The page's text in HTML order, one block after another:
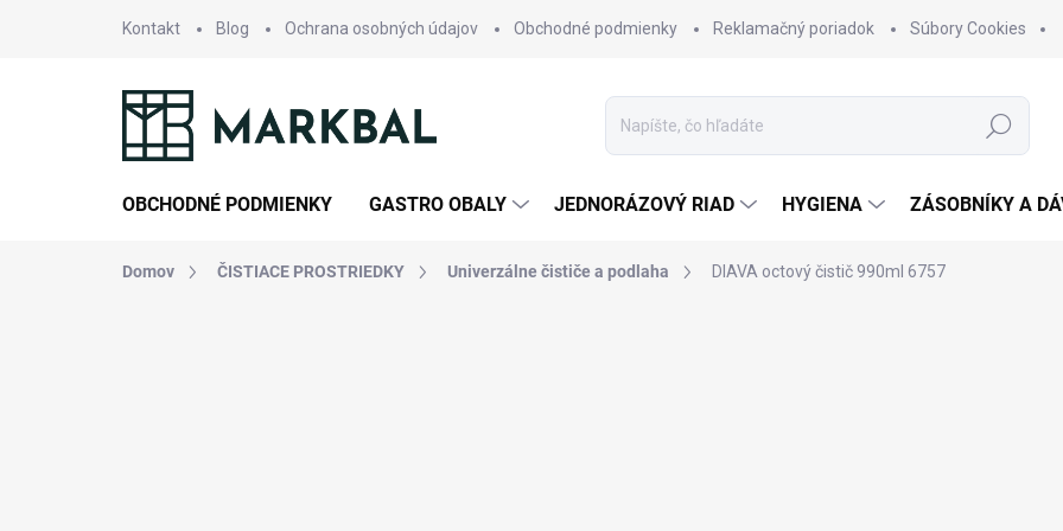
Kontakt Blog Ochrana osobných údajov Obchodné podmienky Reklamačný poriadok Súbory Cookies
Hľadať
OBCHODNÉ PODMIENKY GASTRO OBALY JEDNORÁZOVÝ RIAD HYGIENA ZÁSOBNÍKY A
Domov ČISTIACE PROSTRIEDKY Univerzálne čističe a podlaha DIAVA octový čistič 990ml 6757